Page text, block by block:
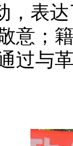
，表
意；
过与